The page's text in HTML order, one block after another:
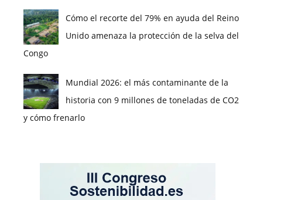
Cómo el recorte del 79% en ayuda del Reino
Unido amenaza la protección de la selva del
Congo
Mundial 2026: el más contaminante de la
historia con 9 millones de toneladas de CO2
y cómo frenarlo